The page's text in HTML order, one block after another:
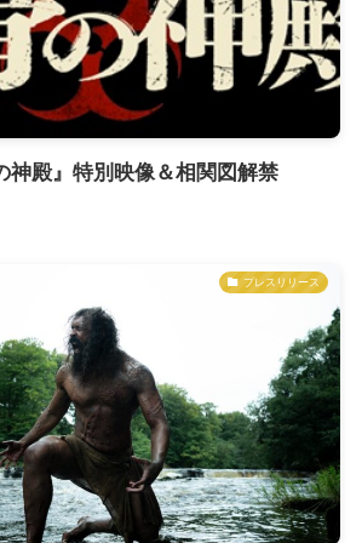
神殿』特別映像＆相関図解禁
プレスリリース